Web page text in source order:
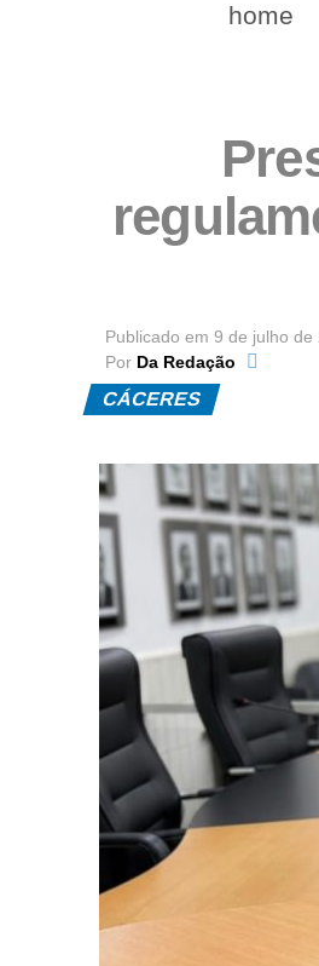
home
Publicado em 9 de julho de
Por Da Redação
CÁCERES